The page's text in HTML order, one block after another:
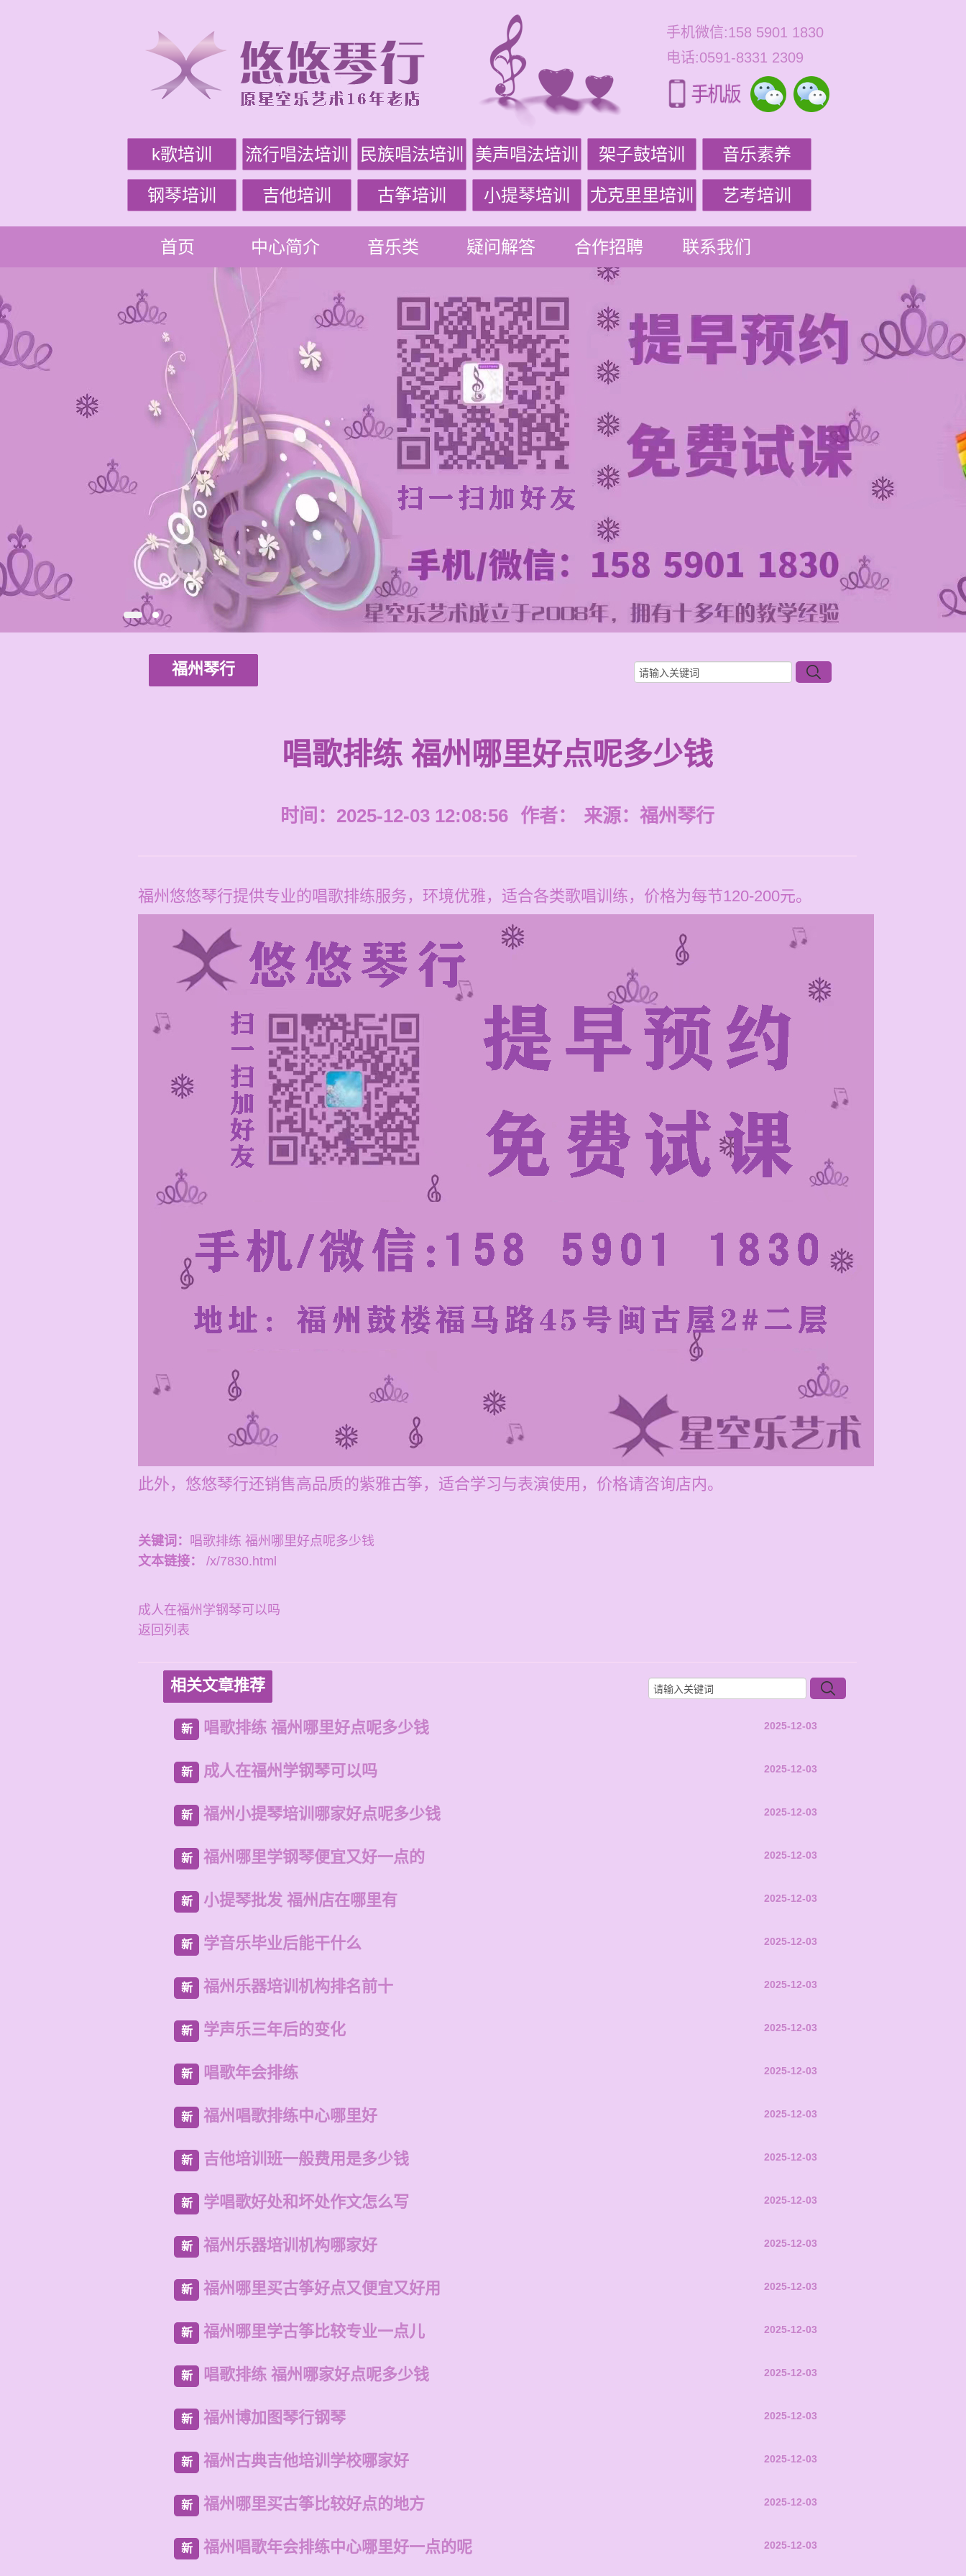
手机微信:158 5901 1830
电话:0591-8331 2309
k歌培训 流行唱法培训 民族唱法培训 美声唱法培训 架子鼓培训 音乐素养
钢琴培训 吉他培训 古筝培训 小提琴培训 尤克里里培训 艺考培训
首页 中心简介 音乐类 疑问解答 合作招聘 联系我们
福州琴行
唱歌排练 福州哪里好点呢多少钱
时间：2025-12-03 12:08:56 作者： 来源： 福州琴行
福州悠悠琴行提供专业的唱歌排练服务，环境优雅，适合各类歌唱训练，价格为每节120-200元。
此外，悠悠琴行还销售高品质的紫雅古筝，适合学习与表演使用，价格请咨询店内。
关键词： 唱歌排练 福州哪里好点呢多少钱
文本链接：
/x/7830.html
成人在福州学钢琴可以吗
返回列表
相关文章推荐
新 唱歌排练 福州哪里好点呢多少钱 2025-12-03
新 成人在福州学钢琴可以吗 2025-12-03
新 福州小提琴培训哪家好点呢多少钱 2025-12-03
新 福州哪里学钢琴便宜又好一点的 2025-12-03
新 小提琴批发 福州店在哪里有 2025-12-03
新 学音乐毕业后能干什么 2025-12-03
新 福州乐器培训机构排名前十 2025-12-03
新 学声乐三年后的变化 2025-12-03
新 唱歌年会排练 2025-12-03
新 福州唱歌排练中心哪里好 2025-12-03
新 吉他培训班一般费用是多少钱 2025-12-03
新 学唱歌好处和坏处作文怎么写 2025-12-03
新 福州乐器培训机构哪家好 2025-12-03
新 福州哪里买古筝好点又便宜又好用 2025-12-03
新 福州哪里学古筝比较专业一点儿 2025-12-03
新 唱歌排练 福州哪家好点呢多少钱 2025-12-03
新 福州博加图琴行钢琴 2025-12-03
新 福州古典吉他培训学校哪家好 2025-12-03
新 福州哪里买古筝比较好点的地方 2025-12-03
新 福州唱歌年会排练中心哪里好一点的呢 2025-12-03